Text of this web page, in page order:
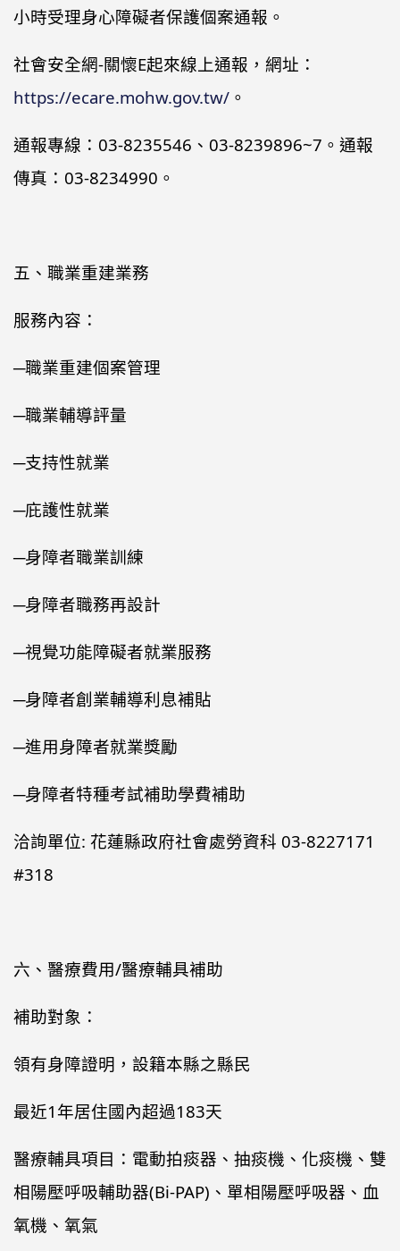
小時受理身心障礙者保護個案通報。
社會安全網-關懷E起來線上通報，網址：
https://ecare.mohw.gov.tw/ 。
通報專線：03-8235546、03-8239896~7。通報
傳真：03-8234990。
五、職業重建業務
服務內容：
─職業重建個案管理
─職業輔導評量
─支持性就業
─庇護性就業
─身障者職業訓練
─身障者職務再設計
─視覺功能障礙者就業服務
─身障者創業輔導利息補貼
─進用身障者就業獎勵
─身障者特種考試補助學費補助
洽詢單位: 花蓮縣政府社會處勞資科 03-8227171
#318
六、醫療費用/醫療輔具補助
補助對象：
領有身障證明，設籍本縣之縣民
最近1年居住國內超過183天
醫療輔具項目：電動拍痰器、抽痰機、化痰機、雙
相陽壓呼吸輔助器(Bi-PAP)、單相陽壓呼吸器、血
氧機、氧氣